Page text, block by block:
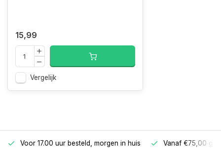
15,99
Vergelijk
Voor 17.00 uur besteld, morgen in huis Vanaf €75,00